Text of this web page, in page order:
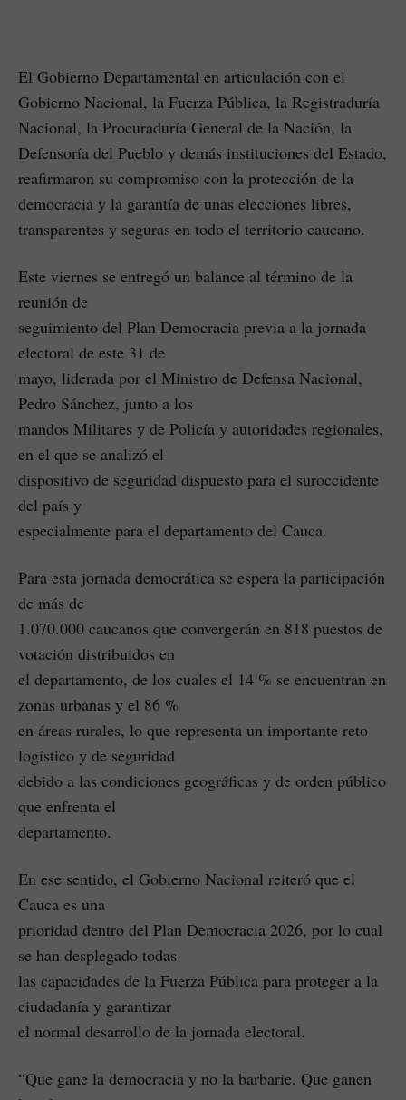
El Gobierno Departamental en articulación con el
Gobierno Nacional, la Fuerza Pública, la Registraduría
Nacional, la Procuraduría General de la Nación, la
Defensoría del Pueblo y demás instituciones del Estado,
reafirmaron su compromiso con la protección de la
democracia y la garantía de unas elecciones libres,
transparentes y seguras en todo el territorio caucano.
Este viernes se entregó un balance al término de la
reunión de
seguimiento del Plan Democracia previa a la jornada
electoral de este 31 de
mayo, liderada por el Ministro de Defensa Nacional,
Pedro Sánchez, junto a los
mandos Militares y de Policía y autoridades regionales,
en el que se analizó el
dispositivo de seguridad dispuesto para el suroccidente
del país y
especialmente para el departamento del Cauca.
Para esta jornada democrática se espera la participación
de más de
1.070.000 caucanos que convergerán en 818 puestos de
votación distribuidos en
el departamento, de los cuales el 14 % se encuentran en
zonas urbanas y el 86 %
en áreas rurales, lo que representa un importante reto
logístico y de seguridad
debido a las condiciones geográficas y de orden público
que enfrenta el
departamento.
En ese sentido, el Gobierno Nacional reiteró que el
Cauca es una
prioridad dentro del Plan Democracia 2026, por lo cual
se han desplegado todas
las capacidades de la Fuerza Pública para proteger a la
ciudadanía y garantizar
el normal desarrollo de la jornada electoral.
“Que gane la democracia y no la barbarie. Que ganen